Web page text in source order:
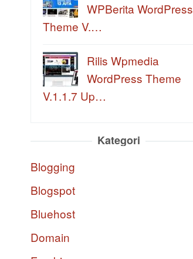
WPBerita WordPress
Theme V.…
Rilis Wpmedia
WordPress Theme
V.1.1.7 Up…
Kategori
Blogging
Blogspot
Bluehost
Domain